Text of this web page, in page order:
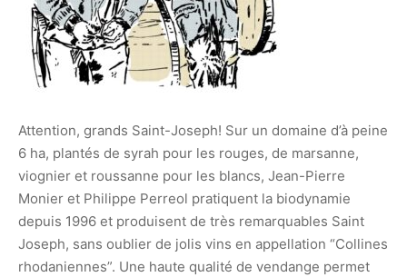
Attention, grands Saint-Joseph! Sur un domaine d’à peine
6 ha, plantés de syrah pour les rouges, de marsanne,
viognier et roussanne pour les blancs, Jean-Pierre
Monier et Philippe Perreol pratiquent la biodynamie
depuis 1996 et produisent de très remarquables Saint
Joseph, sans oublier de jolis vins en appellation “Collines
rhodaniennes”. Une haute qualité de vendange permet